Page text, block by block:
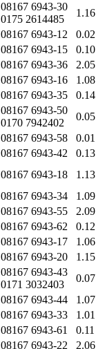
08167 6943-30
0175 2614485
1.16
08167 6943-12 0.02
08167 6943-15 0.10
08167 6943-36 2.05
08167 6943-16 1.08
08167 6943-35 0.14
08167 6943-50
0170 7942402
0.05
08167 6943-58 0.01
08167 6943-42 0.13
08167 6943-18 1.13
08167 6943-34 1.09
08167 6943-55 2.09
08167 6943-62 0.12
08167 6943-17 1.06
08167 6943-20 1.15
08167 6943-43
0171 3032403
0.07
08167 6943-44 1.07
08167 6943-33 1.01
08167 6943-61 0.11
08167 6943-22 2.06